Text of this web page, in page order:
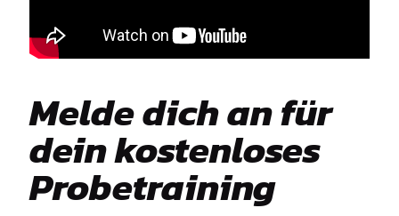
Melde dich an für
dein kostenloses
Probetraining